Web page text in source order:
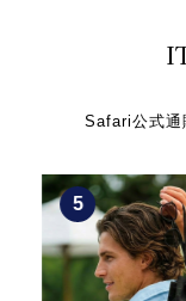
Safari公式通
5